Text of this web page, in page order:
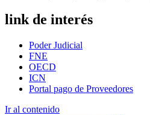
link de interés
Poder Judicial
FNE
OECD
ICN
Portal pago de Proveedores
Ir al contenido